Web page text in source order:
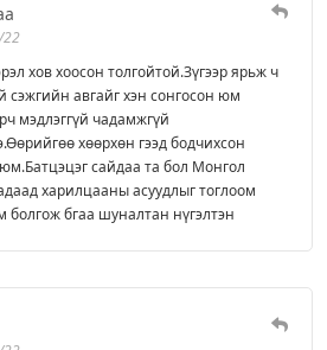
22
хов хоосон толгойтой.Зүгээр ярьж ч
сэжгийн авгайг хэн сонгосон юм
мэдлэггүй чадамжгүй
хөөрхөн гээд бодчихсон
сайдаа та бол Монгол
харилцааны асуудлыг тоглоом
болгож бгаа шуналтан нүгэлтэн